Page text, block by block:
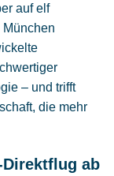
auf elf
– und trifft
die mehr
ab